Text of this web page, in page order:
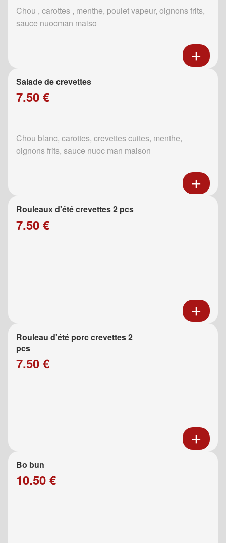
Chou , carottes , menthe, poulet vapeur, oignons frits,
sauce nuocman maiso
Salade de crevettes
7.50 €
Chou blanc, carottes, crevettes cuites, menthe,
oignons frits, sauce nuoc man maison
Rouleaux d'été crevettes 2 pcs
7.50 €
Rouleau d'été porc crevettes 2
pcs
7.50 €
Bo bun
10.50 €